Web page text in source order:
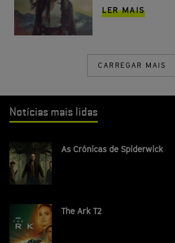
LER MAIS
CARREGAR MAIS
Notícias mais lidas
As Crónicas de Spiderwick
The Ark T2